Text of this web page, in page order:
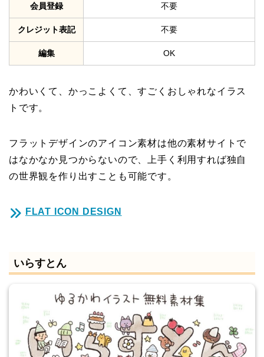
会員登録 不要
クレジット表記 不要
編集 OK
かわいくて、かっこよくて、すごくおしゃれなイラス
トです。
フラットデザインのアイコン素材は他の素材サイトで
はなかなか見つからないので、上手く利用すれば独自
の世界観を作り出すことも可能です。
FLAT ICON DESIGN
いらすとん